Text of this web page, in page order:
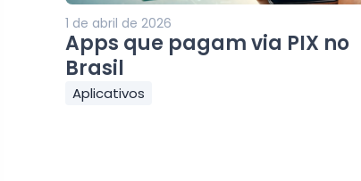
1 de abril de 2026
Apps que pagam via PIX no
Brasil
Aplicativos